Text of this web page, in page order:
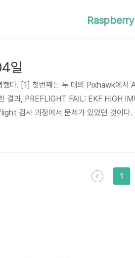
일
했다. [1] 첫번째는 두 대의 Pixhawk에서
결과, PREFLIGHT FAIL: EKF HIGH
검사 과정에서 문제가 있었던 것
9241)를 찾아본 결과 QGroundControl
1